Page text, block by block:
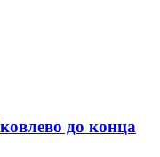
до конца